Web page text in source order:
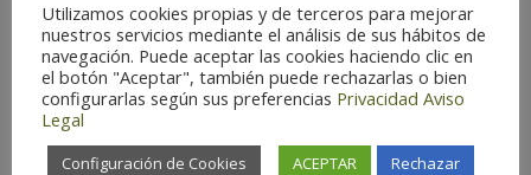
abril 2020
marzo 2020
febrero 2019
Utilizamos cookies propias y de terceros para mejorar
nuestros servicios mediante el análisis de sus hábitos de
navegación. Puede aceptar las cookies haciendo clic en
el botón "Aceptar", también puede rechazarlas o bien
configurarlas según sus preferencias Privacidad Aviso
Legal
Configuración de Cookies ACEPTAR Rechazar